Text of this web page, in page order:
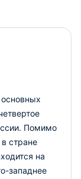
миллионов
другими.
Помимо
стране
на
западнее